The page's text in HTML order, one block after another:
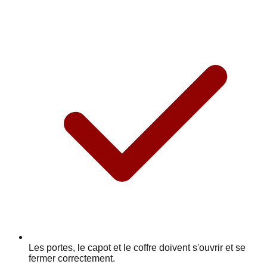
Les portes, le capot et le coffre doivent s'ouvrir et se
fermer correctement.